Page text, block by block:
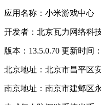
应用名称：小米游戏中心
开发者：北京瓦力网络科
版本：13.5.0.70 更新时间
北京地址：北京市昌平区
南京地址：南京市建邺区